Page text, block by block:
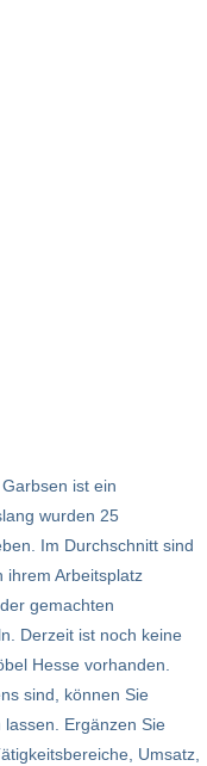
ist ein
wurden 25
Im Durchschnitt sind
ihrem Arbeitsplatz
gemachten
Derzeit ist noch keine
Hesse vorhanden.
sind, können Sie
Ergänzen Sie
Umsatz,